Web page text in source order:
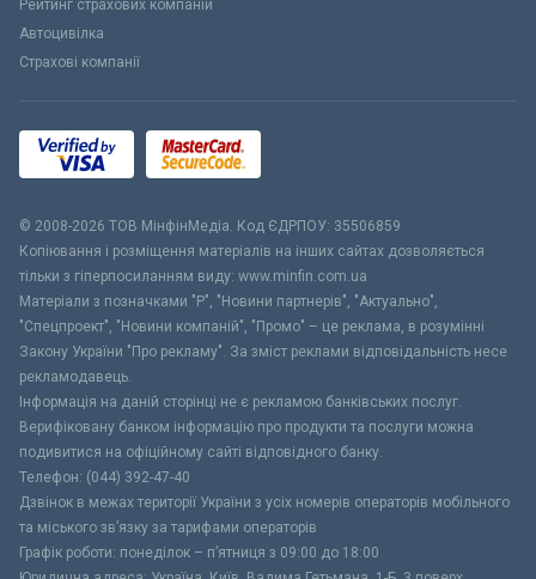
Рейтинг страхових компаній
Автоцивілка
Страхові компанії
© 2008-2026 ТОВ МiнфiнМедiа. Код ЄДРПОУ: 35506859
Копіювання і розміщення матеріалів на інших сайтах дозволяється
тільки з гіперпосиланням виду: www.minfin.com.ua
Матеріали з позначками "Р", "Новини партнерів", "Актуально",
"Спецпроект", "Новини компаній", "Промо" – це реклама, в розумінні
Закону України "Про рекламу". За зміст реклами відповідальність несе
рекламодавець.
Інформація на даній сторінці не є рекламою банківських послуг.
Верифіковану банком інформацію про продукти та послуги можна
подивитися на офіційному сайті відповідного банку.
Телефон: (044) 392-47-40
Дзвінок в межах території України з усіх номерів операторів мобільного
та міського зв’язку за тарифами операторів
Графік роботи: понеділок – п’ятниця з 09:00 до 18:00